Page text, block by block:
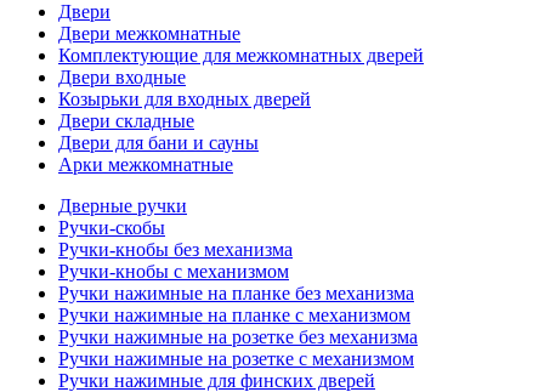
Двери
Двери межкомнатные
Комплектующие для межкомнатных дверей
Двери входные
Козырьки для входных дверей
Двери складные
Двери для бани и сауны
Арки межкомнатные
Дверные ручки
Ручки-скобы
Ручки-кнобы без механизма
Ручки-кнобы с механизмом
Ручки нажимные на планке без механизма
Ручки нажимные на планке с механизмом
Ручки нажимные на розетке без механизма
Ручки нажимные на розетке с механизмом
Ручки нажимные для финских дверей